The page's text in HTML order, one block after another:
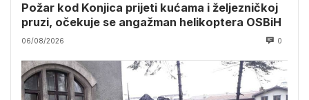
Požar kod Konjica prijeti kućama i željezničkoj
pruzi, očekuje se angažman helikoptera OSBiH
06/08/2026 0